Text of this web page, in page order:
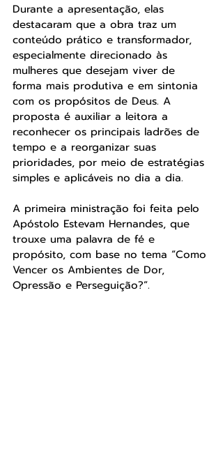
Durante a apresentação, elas
destacaram que a obra traz um
conteúdo prático e transformador,
especialmente direcionado às
mulheres que desejam viver de
forma mais produtiva e em sintonia
com os propósitos de Deus. A
proposta é auxiliar a leitora a
reconhecer os principais ladrões de
tempo e a reorganizar suas
prioridades, por meio de estratégias
simples e aplicáveis no dia a dia.
A primeira ministração foi feita pelo
Apóstolo Estevam Hernandes, que
trouxe uma palavra de fé e
propósito, com base no tema “Como
Vencer os Ambientes de Dor,
Opressão e Perseguição?”.